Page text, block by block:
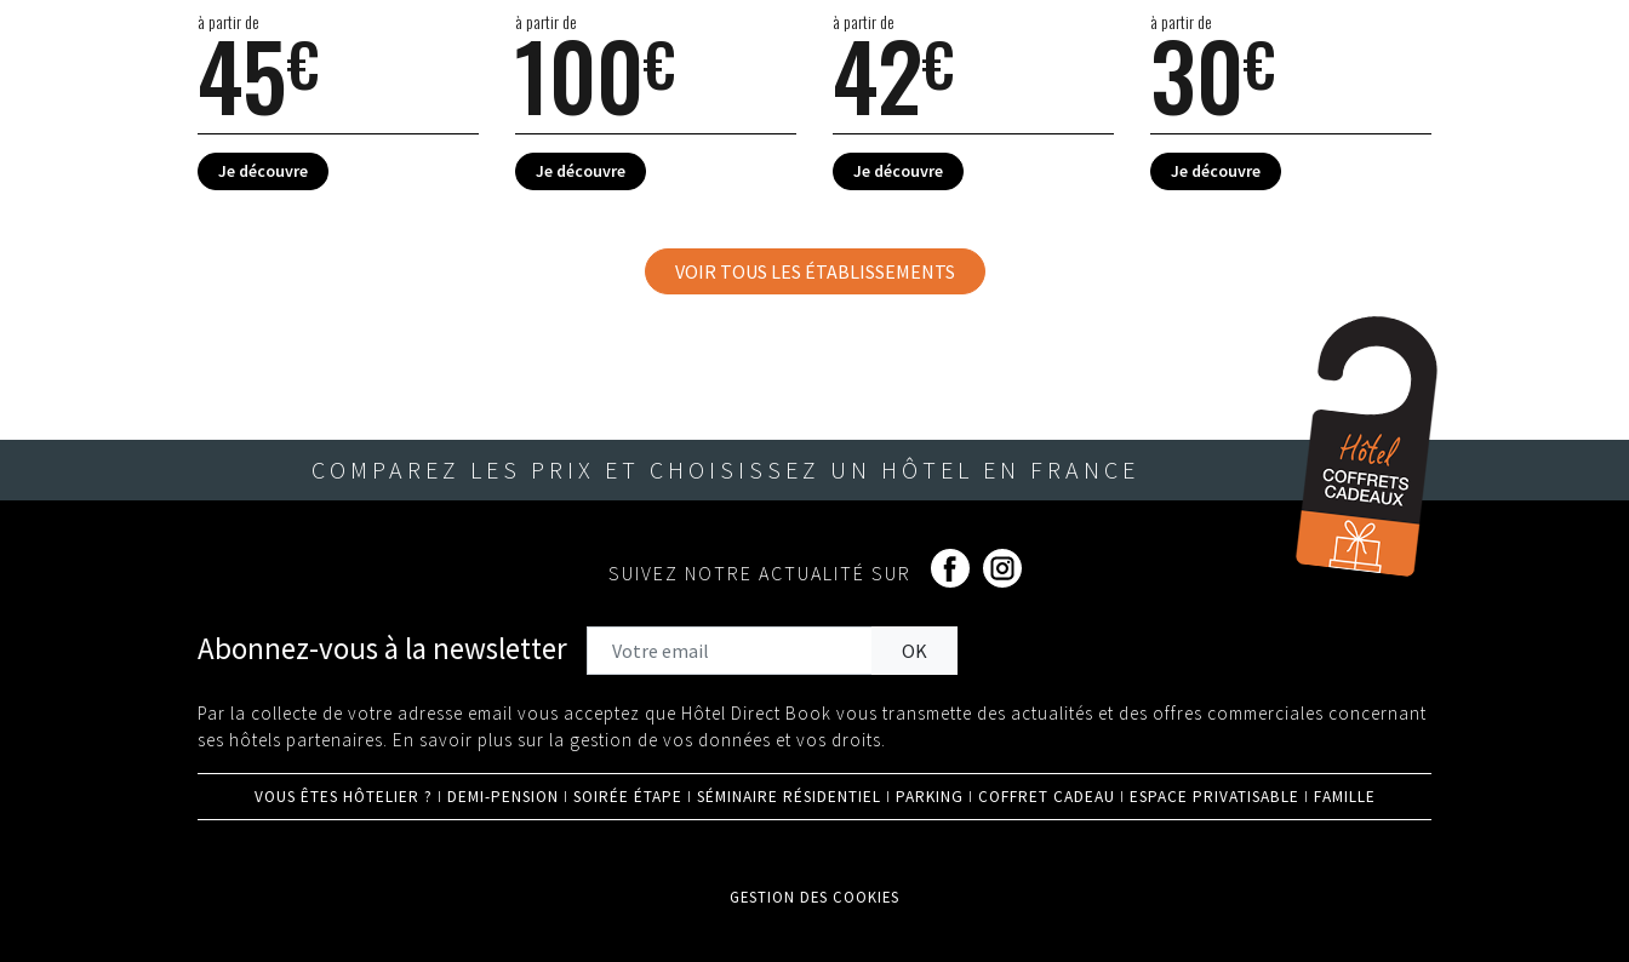
à partir de
45€
Je découvre
à partir de
100€
Je découvre
à partir de
42€
Je découvre
à partir de
30€
Je découvre
VOIR TOUS LES ÉTABLISSEMENTS
COMPAREZ LES PRIX ET CHOISISSEZ UN HÔTEL EN FRANCE
SUIVEZ NOTRE ACTUALITÉ SUR
Abonnez-vous à la newsletter
Par la collecte de votre adresse email vous acceptez que Hôtel Direct Book vous transmette des actualités et des offres commerciales concernant
ses hôtels partenaires. En savoir plus sur la gestion de vos données et vos droits.
VOUS ÊTES HÔTELIER ? I DEMI-PENSION I SOIRÉE ÉTAPE I SÉMINAIRE RÉSIDENTIEL I PARKING I COFFRET CADEAU I ESPACE PRIVATISABLE I FAMILLE
GESTION DES COOKIES